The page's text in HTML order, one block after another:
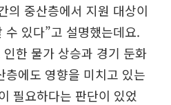
의 중산층에서 지원 대상이
있다”고 설명했는데요.
한 물가 상승과 경기 둔화
층에도 영향을 미치고 있는
필요하다는 판단이 있었